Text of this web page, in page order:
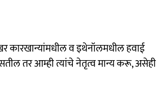
कारखान्यांमधील व इथेनॉलमधील हवाई
तर आम्ही त्यांचे नेतृत्व मान्य करू, असेही